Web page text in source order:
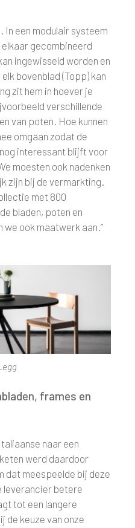
In een modulair systeem
elkaar gecombineerd
ingewisseld worden en
bovenblad (Topp) kan
zit hem in hoever je
verschillende
van poten. Hoe kunnen
omgaan zodat de
interessant blijft voor
moesten ook nadenken
zijn bij de vermarkting.
met 800
bladen, poten en
we ook maatwerk aan.”
frames en
naar een
werd daardoor
dat meespeelde bij deze
leverancier betere
tot een langere
de keuze van onze